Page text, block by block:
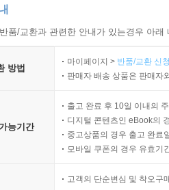
품/교환과 관련한 안내가 있는경우 아
방법
마이페이지 > 반품/교환 신
판매자 배송 상품은 판매자
능기간
출고 완료 후 10일 이내의
디지털 콘텐츠인 eBook의
중고상품의 경우 출고 완료
모바일 쿠폰의 경우 유효기
고객의 단순변심 및 착오구